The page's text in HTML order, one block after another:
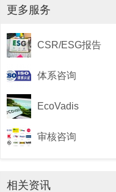
更多服务
CSR/ESG报告
体系咨询
EcoVadis
审核咨询
相关资讯